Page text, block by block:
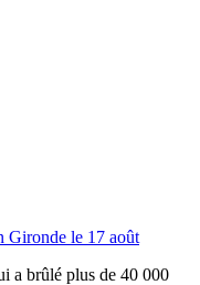
Gironde le 17 août
a brûlé plus de 40 000